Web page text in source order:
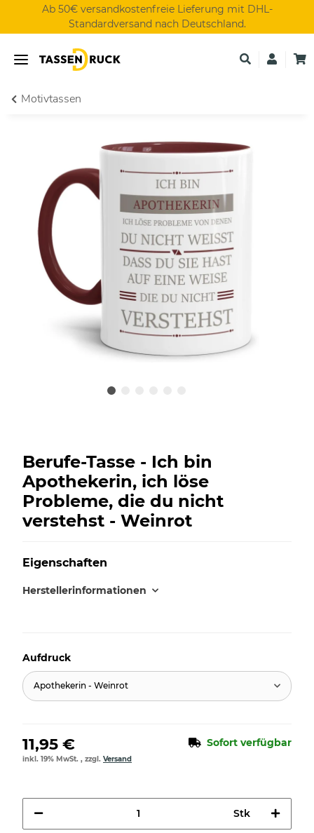
Ab 50€ versandkostenfreie Lieferung mit DHL-
Standardversand nach Deutschland.
Motivtassen
Berufe-Tasse - Ich bin
Apothekerin, ich löse
Probleme, die du nicht
verstehst - Weinrot
Eigenschaften
Herstellerinformationen
Aufdruck
Apothekerin - Weinrot
11,95 € Sofort verfügbar
inkl. 19% MwSt. , zzgl. Versand
Stk